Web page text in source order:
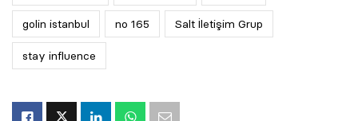
golin istanbul no 165 Salt İletişim Grup
stay influence